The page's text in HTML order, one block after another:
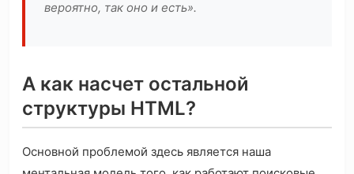
вероятно, так оно и есть».
А как насчет остальной
структуры HTML?
Основной проблемой здесь является наша